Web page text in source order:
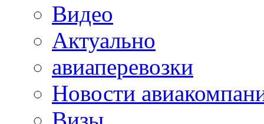
Видео
Актуально
авиаперевозки
Новости